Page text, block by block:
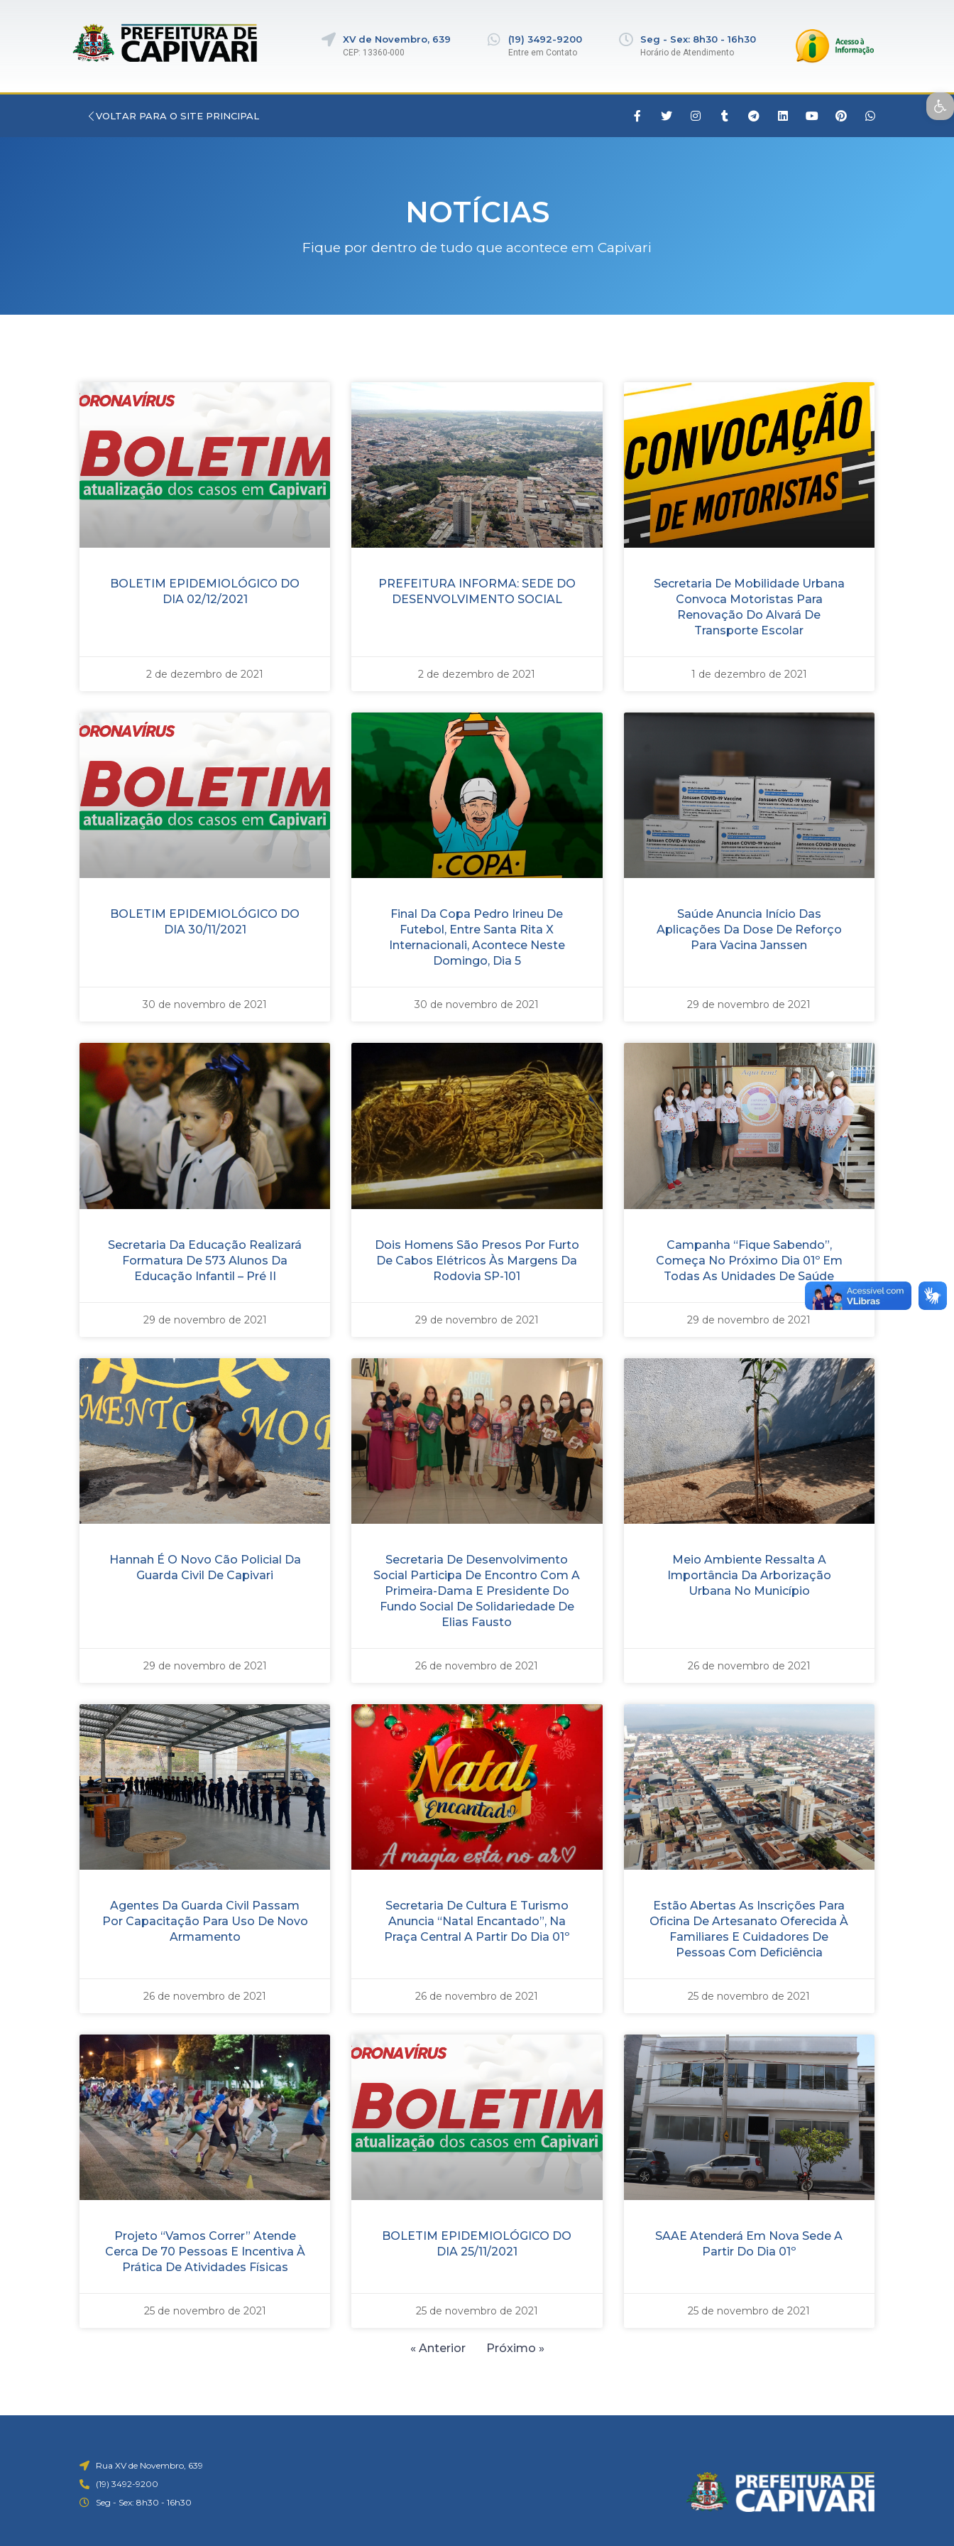
Open toolbar
XV de Novembro, 639
CEP: 13360-000
(19) 3492-9200
Entre em Contato
Seg - Sex: 8h30 - 16h30
Horário de Atendimento
VOLTAR PARA O SITE PRINCIPAL
NOTÍCIAS
Fique por dentro de tudo que acontece em Capivari
BOLETIM EPIDEMIOLÓGICO DO
DIA 02/12/2021
2 de dezembro de 2021
PREFEITURA INFORMA: SEDE DO
DESENVOLVIMENTO SOCIAL
2 de dezembro de 2021
Secretaria De Mobilidade Urbana
Convoca Motoristas Para
Renovação Do Alvará De
Transporte Escolar
1 de dezembro de 2021
BOLETIM EPIDEMIOLÓGICO DO
DIA 30/11/2021
30 de novembro de 2021
Final Da Copa Pedro Irineu De
Futebol, Entre Santa Rita X
Internacionali, Acontece Neste
Domingo, Dia 5
30 de novembro de 2021
Saúde Anuncia Início Das
Aplicações Da Dose De Reforço
Para Vacina Janssen
29 de novembro de 2021
Secretaria Da Educação Realizará
Formatura De 573 Alunos Da
Educação Infantil – Pré II
29 de novembro de 2021
Dois Homens São Presos Por Furto
De Cabos Elétricos Às Margens Da
Rodovia SP-101
29 de novembro de 2021
Campanha “Fique Sabendo”,
Começa No Próximo Dia 01º Em
Todas As Unidades De Saúde
29 de novembro de 2021
Hannah É O Novo Cão Policial Da
Guarda Civil De Capivari
29 de novembro de 2021
Secretaria De Desenvolvimento
Social Participa De Encontro Com A
Primeira-Dama E Presidente Do
Fundo Social De Solidariedade De
Elias Fausto
26 de novembro de 2021
Meio Ambiente Ressalta A
Importância Da Arborização
Urbana No Município
26 de novembro de 2021
Agentes Da Guarda Civil Passam
Por Capacitação Para Uso De Novo
Armamento
26 de novembro de 2021
Secretaria De Cultura E Turismo
Anuncia “Natal Encantado”, Na
Praça Central A Partir Do Dia 01º
26 de novembro de 2021
Estão Abertas As Inscrições Para
Oficina De Artesanato Oferecida À
Familiares E Cuidadores De
Pessoas Com Deficiência
25 de novembro de 2021
Projeto “Vamos Correr” Atende
Cerca De 70 Pessoas E Incentiva À
Prática De Atividades Físicas
25 de novembro de 2021
BOLETIM EPIDEMIOLÓGICO DO
DIA 25/11/2021
25 de novembro de 2021
SAAE Atenderá Em Nova Sede A
Partir Do Dia 01º
25 de novembro de 2021
« Anterior Próximo »
Rua XV de Novembro, 639
(19) 3492-9200
Seg - Sex: 8h30 - 16h30